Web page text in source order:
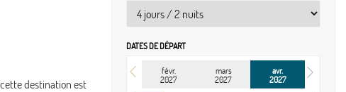
destination est
DATES DE DÉPART
févr.
2027
mars
2027
avr.
2027
06 1059 €